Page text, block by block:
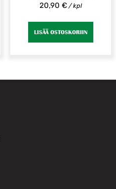
20,90 € / kpl
LISÄÄ OSTOSKORIIN